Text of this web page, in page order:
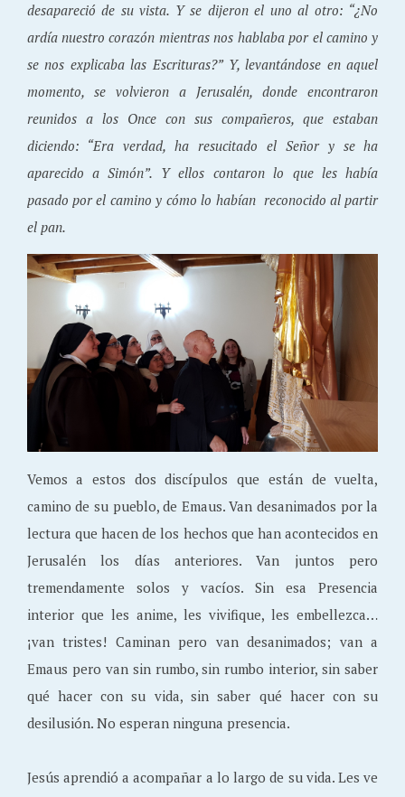
desapareció de su vista. Y se dijeron el uno al otro: “¿No
ardía nuestro corazón mientras nos hablaba por el camino y
se nos explicaba las Escrituras?” Y, levantándose en aquel
momento, se volvieron a Jerusalén, donde encontraron
reunidos a los Once con sus compañeros, que estaban
diciendo: “Era verdad, ha resucitado el Señor y se ha
aparecido a Simón”. Y ellos contaron lo que les había
pasado por el camino y cómo lo habían reconocido al partir
el pan.
Vemos a estos dos discípulos que están de vuelta,
camino de su pueblo, de Emaus. Van desanimados por la
lectura que hacen de los hechos que han acontecidos en
Jerusalén los días anteriores. Van juntos pero
tremendamente solos y vacíos. Sin esa Presencia
interior que les anime, les vivifique, les embellezca…
¡van tristes! Caminan pero van desanimados; van a
Emaus pero van sin rumbo, sin rumbo interior, sin saber
qué hacer con su vida, sin saber qué hacer con su
desilusión. No esperan ninguna presencia.
Jesús aprendió a acompañar a lo largo de su vida. Les ve